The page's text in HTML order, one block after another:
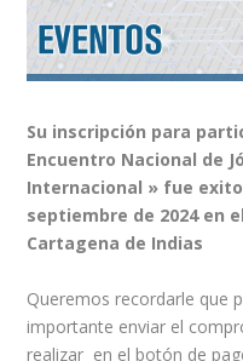
Su inscripción para
Encuentro Nacional de
Internacional » fue
septiembre de 2024 en
Cartagena de Indias
Queremos recordarle que
importante enviar el
realizar en el botón de